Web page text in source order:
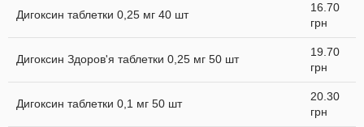
Дигоксин таблетки 0,25 мг 40 шт
16.70
грн
Дигоксин Здоров'я таблетки 0,25 мг 50 шт
19.70
грн
Дигоксин таблетки 0,1 мг 50 шт
20.30
грн